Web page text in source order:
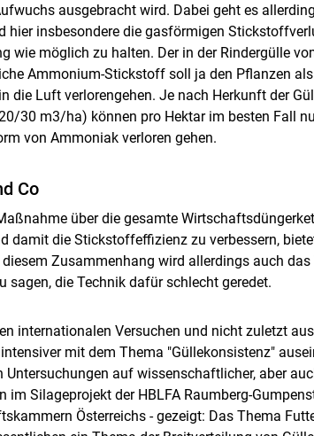
ausgebracht wird. Dabei geht es
hier insbesondere die gasförmigen
wie möglich zu halten. Der in der Rindergülle
Ammonium-Stickstoff soll ja den Pflanzen
die Luft verlorengehen. Je nach Herkunft der
​30 m3/​ha) können pro Hektar im besten Fall
von Ammoniak verloren gehen.
Co
über die gesamte
damit die Stickstoffeffizienz zu verbessern,
Zusammenhang wird allerdings auch
sagen, die Technik dafür schlecht geredet.
internationalen Versuchen und nicht zuletzt
mit dem Thema "Güllekonsistenz"
auf wissenschaftlicher, aber
im Silageprojekt der HBLFA Raumberg-
Österreichs - gezeigt: Das Thema